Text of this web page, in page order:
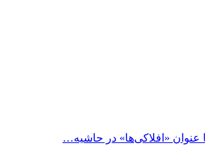
عنوان «افلاکی‌ها» در حاشیه…